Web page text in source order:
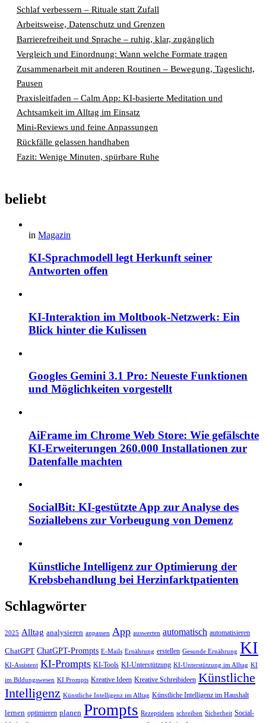
Schlaf verbessern – Rituale statt Zufall
Arbeitsweise, Datenschutz und Grenzen
Barrierefreiheit und Sprache – ruhig, klar, zugänglich
Vergleich und Einordnung: Wann welche Formate tragen
Zusammenarbeit mit anderen Routinen – Bewegung, Tageslicht,
Pausen
Praxisleitfaden – Calm App: KI-basierte Meditation und
Achtsamkeit im Alltag im Einsatz
Mini-Reviews und feine Anpassungen
Rückfälle gelassen handhaben
Fazit: Wenige Minuten, spürbare Ruhe
beliebt
in Magazin
KI-Sprachmodell legt Herkunft seiner
Antworten offen
KI-Interaktion im Moltbook-Netzwerk: Ein
Blick hinter die Kulissen
Googles Gemini 3.1 Pro: Neueste Funktionen
und Möglichkeiten vorgestellt
AiFrame im Chrome Web Store: Wie gefälschte
KI-Erweiterungen 260.000 Installationen zur
Datenfalle machten
SocialBit: KI-gestützte App zur Analyse des
Soziallebens zur Vorbeugung von Demenz
Künstliche Intelligenz zur Optimierung der
Krebsbehandlung bei Herzinfarktpatienten
Schlagwörter
2025 Alltag analysieren anpassen App auswerten automatisch automatisieren
ChatGPT ChatGPT-Prompts E-Mails Ernährung erstellen Gesunde Ernährung KI
KI-Assistent KI-Prompts KI-Tools KI-Unterstützung KI-Unterstützung im Alltag KI
im Bildungswesen KI Prompts Kreative Ideen Kreative Schreibideen Künstliche
Intelligenz Künstliche Intelligenz im Alltag Künstliche Intelligenz im Haushalt
lernen optimieren planen Prompts Rezeptideen schreiben Sicherheit Social-